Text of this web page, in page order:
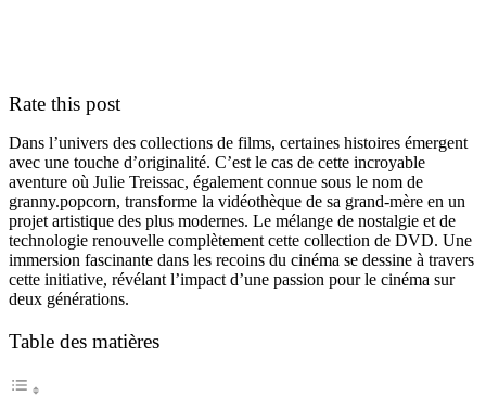
Rate this post
Dans l’univers des collections de films, certaines histoires émergent
avec une touche d’originalité. C’est le cas de cette incroyable
aventure où Julie Treissac, également connue sous le nom de
granny.popcorn, transforme la vidéothèque de sa grand-mère en un
projet artistique des plus modernes. Le mélange de nostalgie et de
technologie renouvelle complètement cette collection de DVD. Une
immersion fascinante dans les recoins du cinéma se dessine à travers
cette initiative, révélant l’impact d’une passion pour le cinéma sur
deux générations.
Table des matières